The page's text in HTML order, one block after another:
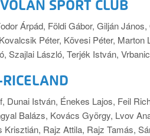
SPORT CLUB
Árpád, Földi Gábor, Gilján
Péter, Kövesi Péter, Marton
Szajlai László, Terjék István,
Dunai István, Énekes Lajos, Feil
Balázs, Kovács György, Lvov
Rajz Attila, Rajz Tamás,